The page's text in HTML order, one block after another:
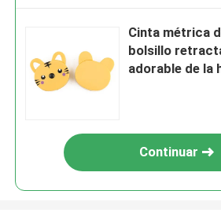
Cinta métrica
bolsillo
adorable de la
Continuar